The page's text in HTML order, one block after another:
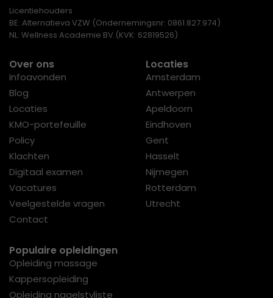
Licentiehouders
BE: Alternatieva VZW (Ondernemingsnr: 0861.827.974)
NL: Wellness Academie BV (KVK: 62819526)
Over ons
Infoavonden
Blog
Locaties
KMO-portefeuille
Policy
Klachten
Digitaal examen
Vacatures
Veelgestelde vragen
Contact
Locaties
Amsterdam
Antwerpen
Apeldoorn
Eindhoven
Gent
Hasselt
Nijmegen
Rotterdam
Utrecht
Populaire opleidingen
Opleiding massage
Kappersopleiding
Opleiding nagelstyliste